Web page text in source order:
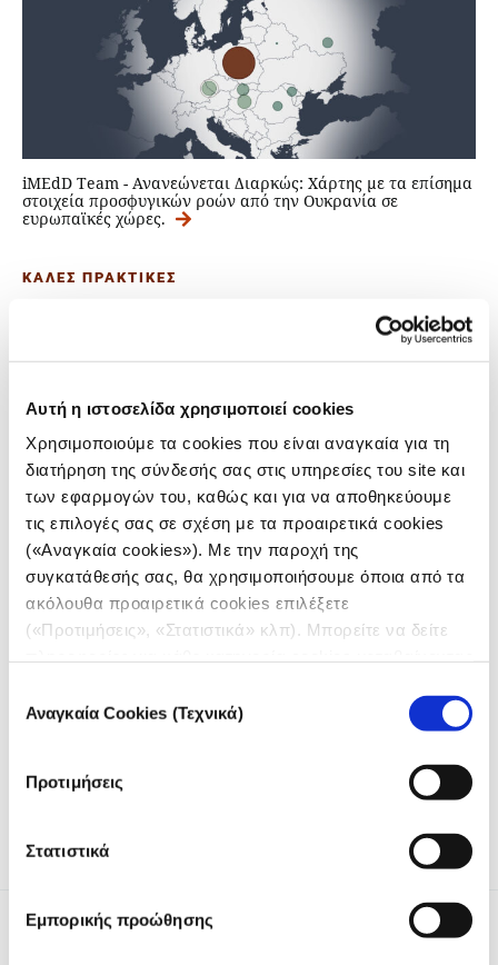
Αυτή η ιστοσελίδα χρησιμοποιεί cookies
Χρησιμοποιούμε τα cookies που είναι αναγκαία για τη
διατήρηση της σύνδεσής σας στις υπηρεσίες του site και
των εφαρμογών του, καθώς και για να αποθηκεύουμε
τις επιλογές σας σε σχέση με τα προαιρετικά cookies
(«Αναγκαία cookies»). Με την παροχή της
συγκατάθεσής σας, θα χρησιμοποιήσουμε όποια από τα
ακόλουθα προαιρετικά cookies επιλέξετε
(«Προτιμήσεις», «Στατιστικά» κλπ). Μπορείτε να δείτε
συγκατάθεσης
Αναγκαία Cookies (Τεχνικά)
Προτιμήσεις
Στατιστικά
Εμπορικής προώθησης
iMEdD Team - Ανανεώνεται Διαρκώς: Χάρτης με τα επίσημα
στοιχεία προσφυγικών ροών από την Ουκρανία σε
ευρωπαϊκές χώρες.
ΚΑΛΕΣ ΠΡΑΚΤΙΚΕΣ
Τεχνητή νοημοσύνη και δημοσιογραφία:
Νικόλας Αρώνης
συστήματα τεχνητής νοημοσύνης.